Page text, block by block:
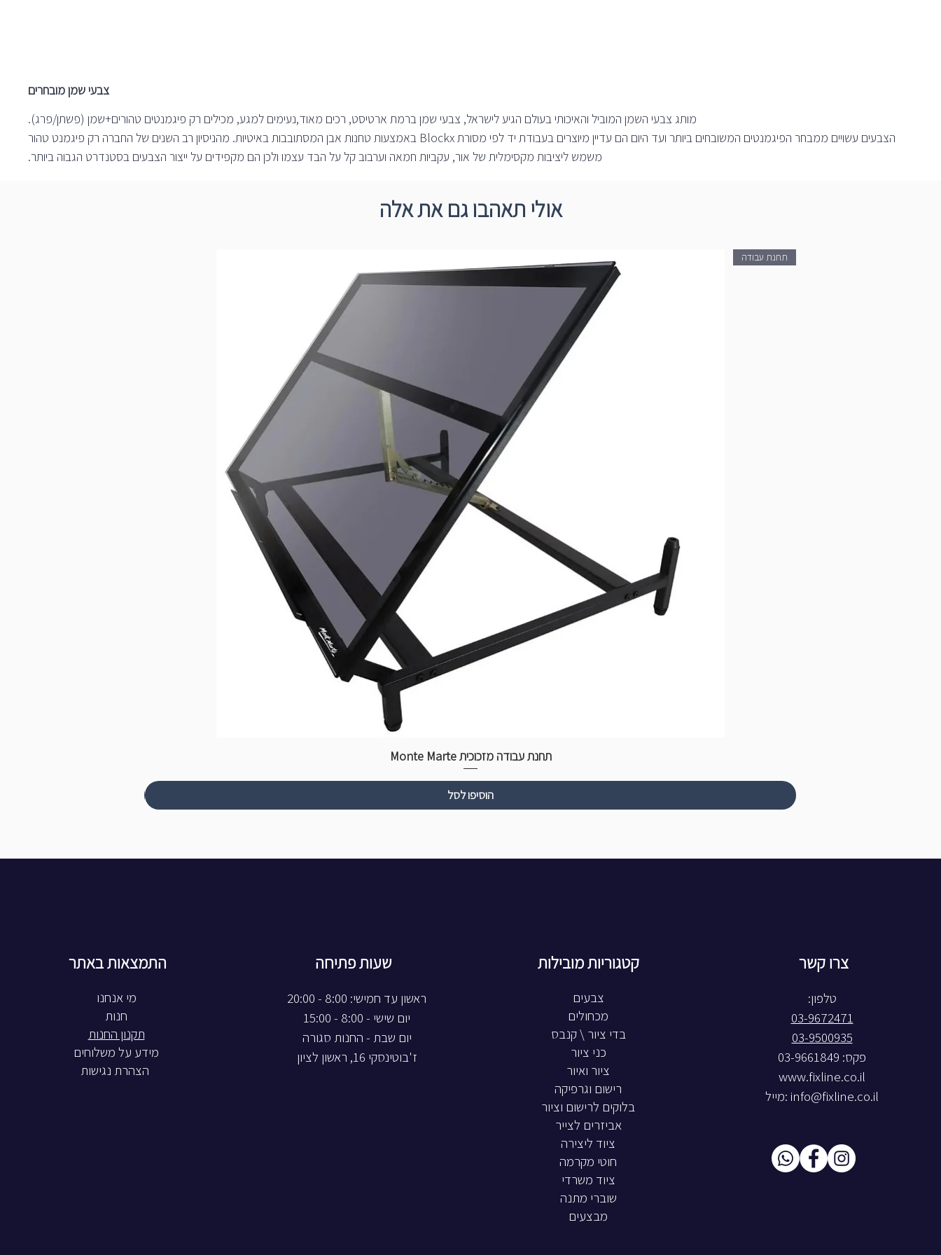
צבעי שמן מובחרים
מותג צבעי השמן המוביל והאיכותי בעולם הגיע לישראל, צבעי שמן ברמת ארטיסט, רכים מאוד,נעימים למגע, מכילים רק פיגמנטים טהורים+שמן (פשתן/פרג).
הצבעים עשויים ממבחר הפיגמנטים המשובחים ביותר ועד היום הם עדיין מיוצרים בעבודת יד לפי מסורת Blockx באמצעות טחנות אבן המסתובבות באיטיות. מהניסיון רב השנים של החברה רק פיגמנט טהור
משמש ליציבות מקסימלית של אור, עקביות חמאה וערבוב קל על הבד עצמו ולכן הם מקפידים על ייצור הצבעים בסטנדרט הגבוה ביותר.
אולי תאהבו גם את אלה
תחנת עבודה
תחנת עבודה מזכוכית Monte Marte
הוסיפו לסל
התמצאות באתר
חנות
תקנון החנות
מידע על משלוחים
שעות פתיחה
ראשון עד חמישי: 8:00 - 20:00
יום שישי - 8:00 - 15:00
יום שבת - החנות סגורה
ז'בוטינסקי 16, ראשון לציון
קטגוריות מובילות
צבעים
מכחולים
בדי ציור \ קנבס
כני ציור
ציור ואיור
רישום וגרפיקה
בלוקים לרישום וציור
אביזרים לצייר
ציוד ליצירה
חוטי מקרמה
ציוד משרדי
שוברי מתנה
מבצעים
צרו קשר
טלפון:
03-9672471
03-9500935
פקס: 03-9661849
www.fixline.co.il
info@fixline.co.il :מייל